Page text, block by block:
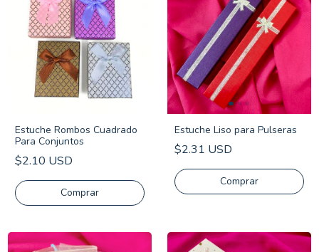
Estuche Rombos Cuadrado
Para Conjuntos
$2.10 USD
Comprar
Estuche Liso para Pulseras
$2.31 USD
Comprar